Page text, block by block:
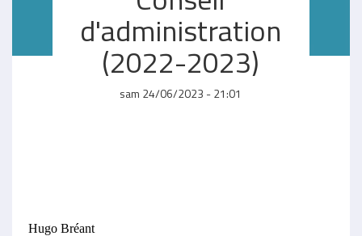
d'administration
(2022-2023)
sam 24/06/2023 - 21:01
Hugo Bréant